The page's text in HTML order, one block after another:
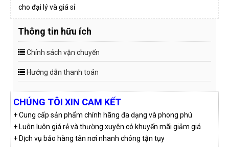
cho đại lý và giá sỉ
Thông tin hữu ích
Chính sách vận chuyển
Hướng dẫn thanh toán
CHÚNG TÔI XIN CAM KẾT
+ Cung cấp sản phẩm chính hãng đa dạng và phong phú
+ Luôn luôn giá rẻ và thường xuyên có khuyến mãi giảm giá
+ Dịch vụ bảo hàng tân nơi nhanh chóng tận tụy